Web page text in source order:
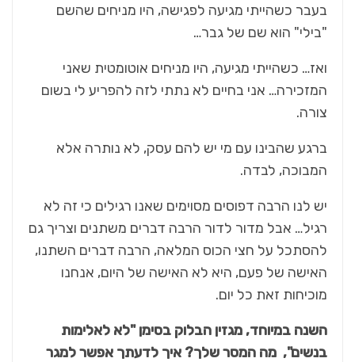
בעבר כשהייתי מגיעה לפגישה, היו מניחים שהשם
"בילי" הוא שם של גבר…
ואז… כשהייתי מגיעה, היו מניחים אוטומטית שאני
המזכירה… אני בחיים לא נתתי לזה להפריע לי בשום
צורה.
ברגע שהבינו עם מי יש להם עסק, לא נותרה אלא
המבוכה, לבדה.
יש לנו הרבה דפוסים מסוימים שאנו רגילים כי זה לא
רגיל… אבל מדור לדור הרבה דברים משתנים וצריך גם
להסתכל על חצי הכוס המלאה, הרבה דברים השתנו,
האישה של פעם, היא לא האישה של היום, אנחנו
מוכיחות זאת כל יום.
השנה במיוחד, מגזין הבלוק בסימן "לא לאלימות
בנשים", מה המסר שלך? איך לדעתך אפשר למגר